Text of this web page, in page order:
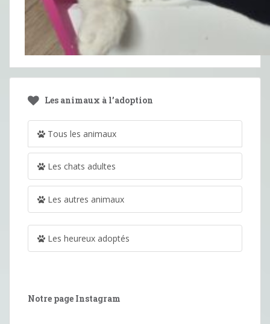
Les animaux à l’adoption
Tous les animaux
Les chats adultes
Les autres animaux
Les heureux adoptés
Notre page Instagram